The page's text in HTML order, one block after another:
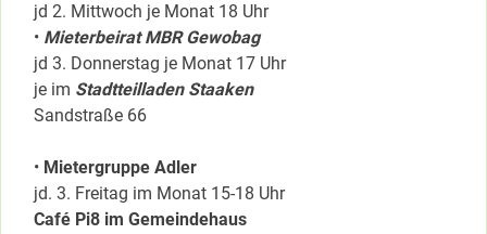
jd 2. Mittwoch je Monat 18 Uhr
• Mieterbeirat MBR Gewobag
jd 3. Donnerstag je Monat 17 Uhr
je im Stadtteilladen Staaken
Sandstraße 66
• Mietergruppe Adler
jd. 3. Freitag im Monat 15-18 Uhr
Café Pi8 im Gemeindehaus